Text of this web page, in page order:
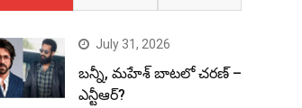
July 31, 2026
బన్నీ, మహేశ్ బాటలో చరణ్ –
ఎన్టీఆర్?